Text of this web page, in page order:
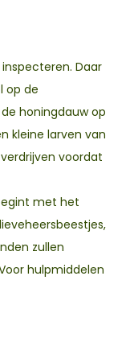
Daar
op de
honingdauw op
kleine larven van
voordat
met het
zullen
hulpmiddelen